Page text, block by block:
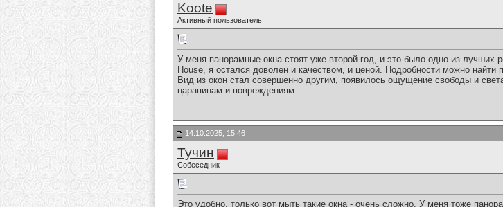
Koote
Активный пользователь
У меня панорамные окна стоят уже второй год, и это было одно из
House, я остался доволен и качеством, и ценой. Подробности можно найти
Вид из окон стал совершенно другим, появилось ощущение свободы и
царапинам и повреждениям.
14.10.2025, 15:46
Тучин
Собеседник
Это удобно, только вот мыть такие окна - очень сложно. У меня тоже